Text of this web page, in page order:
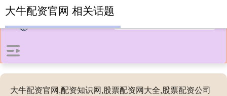
大牛配资官网,配资知识网,股票配资网大全,股票配资公司
大牛配资官网 相关话题